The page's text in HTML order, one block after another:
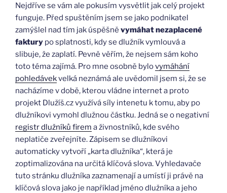
Nejdříve se vám ale pokusím vysvětlit jak celý projekt
funguje. Před spuštěním jsem se jako podnikatel
zamýšlel nad tím jak úspěšně vymáhat nezaplacené
faktury po splatnosti, kdy se dlužník vymlouvá a
slibuje, že zaplatí. Pevně věřím, že nejsem sám koho
toto téma zajímá. Pro mne osobně bylovymáhání
pohledávekvelká neznámá ale uvědomil jsem si, že se
nacházíme v době, kterou vládne internet a proto
projekt Dlužíš.cz využívá síly intenetu k tomu, aby po
dlužníkovi vymohl dlužnou částku. Jedná se o negativní
registr dlužníků firem a živnostníků, kde svého
neplatiče zveřejníte. Zápisem se dlužníkovi
automaticky vytvoří „karta dlužníka“, která je
zoptimalizována na určitá klíčová slova. Vyhledavače
tuto stránku dlužníka zaznamenají a umístí ji právě na
klíčová slova jako je například jméno dlužníka a jeho